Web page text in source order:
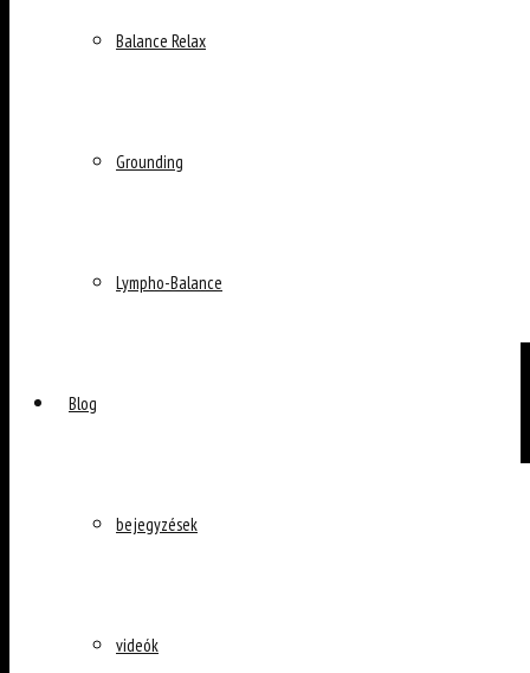
Balance Relax
Grounding
Lympho-Balance
Blog
bejegyzések
videók